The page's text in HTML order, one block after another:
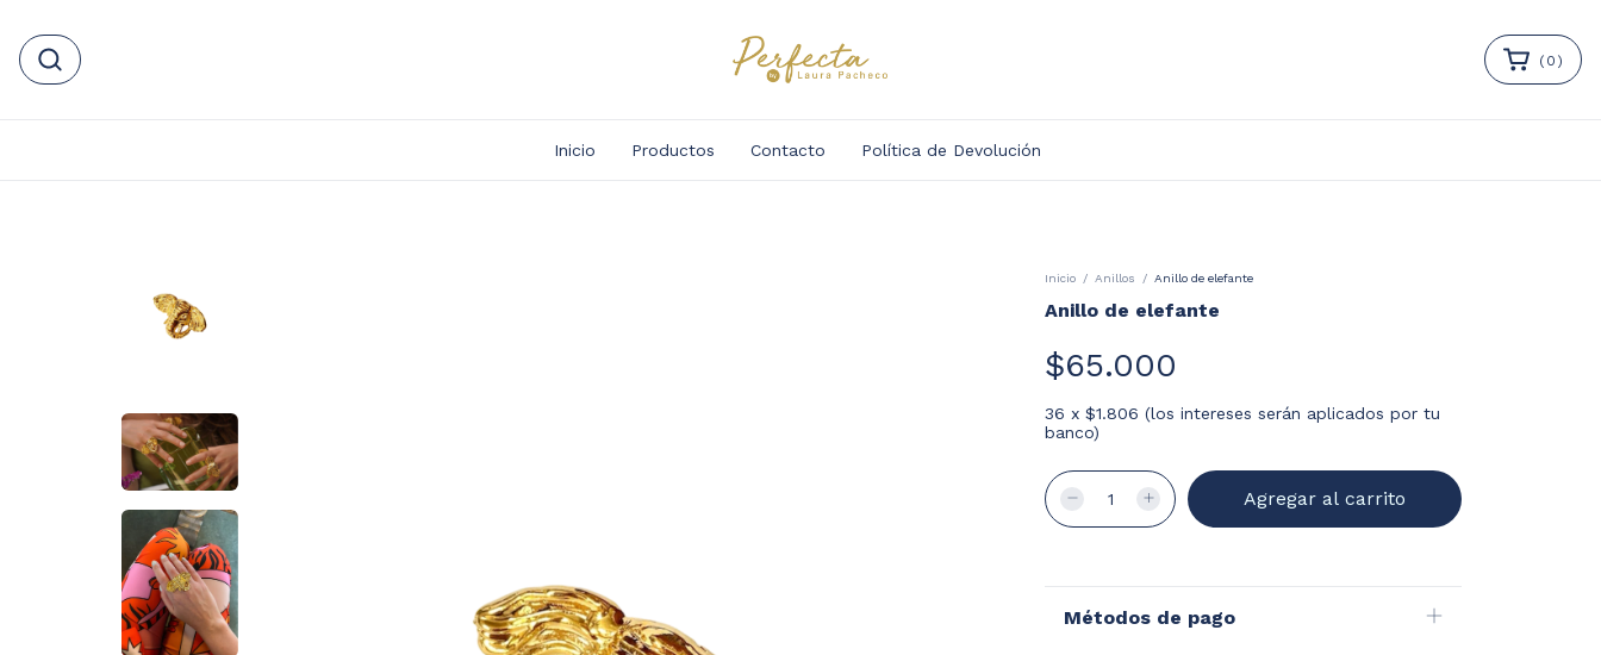
( 0 )
Inicio Productos Contacto Política de Devolución
Inicio / Anillos / Anillo de elefante
Anillo de elefante
$65.000
36 x $1.806 (los intereses serán aplicados por tu
banco)
Métodos de pago